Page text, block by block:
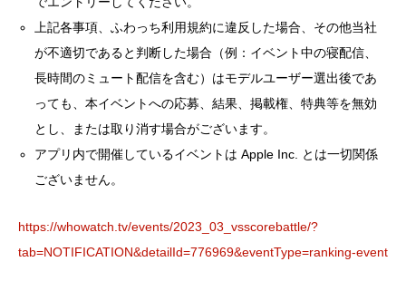
上記各事項、ふわっち利用規約に違反した場合、その他当社
が不適切であると判断した場合（例：イベント中の寝配信、
長時間のミュート配信を含む）はモデルユーザー選出後であ
っても、本イベントへの応募、結果、掲載権、特典等を無効
とし、または取り消す場合がございます。
アプリ内で開催しているイベントは Apple Inc. とは一切関係
ございません。
https://whowatch.tv/events/2023_03_vsscorebattle/?
tab=NOTIFICATION&detailId=776969&eventType=ranking-event